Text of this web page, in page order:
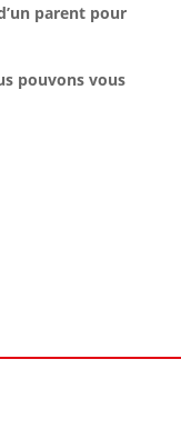
parent pour
pouvons vous